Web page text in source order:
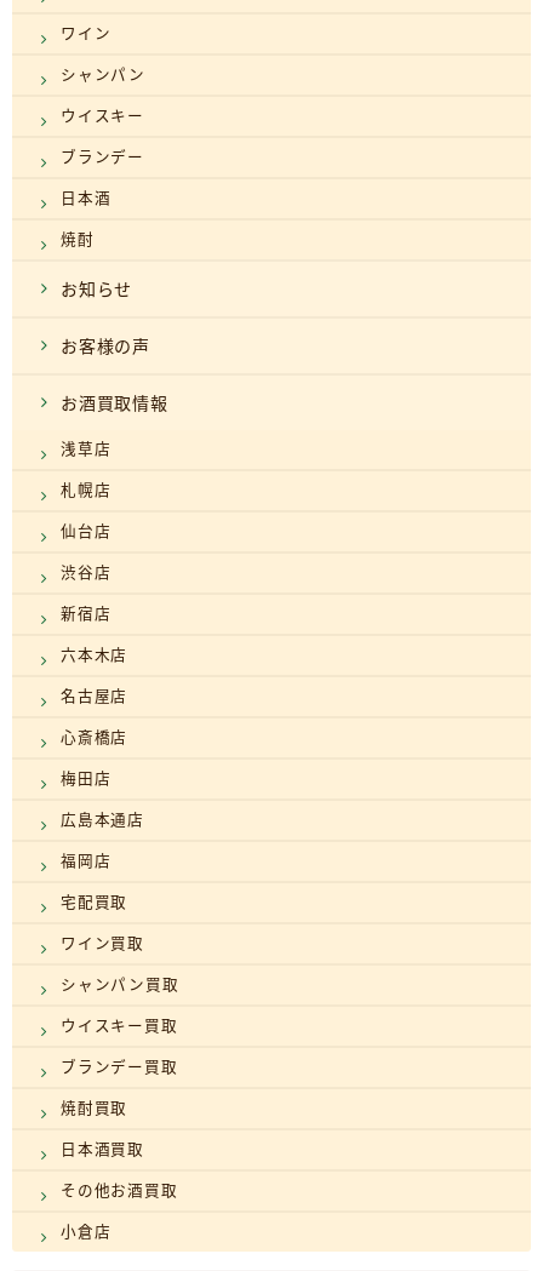
ワイン
シャンパン
ウイスキー
ブランデー
日本酒
焼酎
お知らせ
お客様の声
お酒買取情報
浅草店
札幌店
仙台店
渋谷店
新宿店
六本木店
名古屋店
心斎橋店
梅田店
広島本通店
福岡店
宅配買取
ワイン買取
シャンパン買取
ウイスキー買取
ブランデー買取
焼酎買取
日本酒買取
その他お酒買取
小倉店